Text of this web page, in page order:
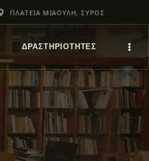
ΠΛΑΤΕΙΑ ΜΙΑΟΥΛΗ, ΣΥΡΟΣ
ΔΡΑΣΤΗΡΙΟΤΗΤΕΣ